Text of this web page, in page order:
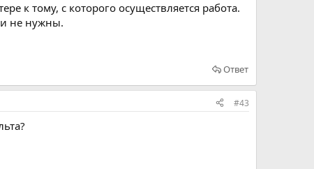
к тому, с которого осуществляется работа.
не нужны.
Ответ
#43